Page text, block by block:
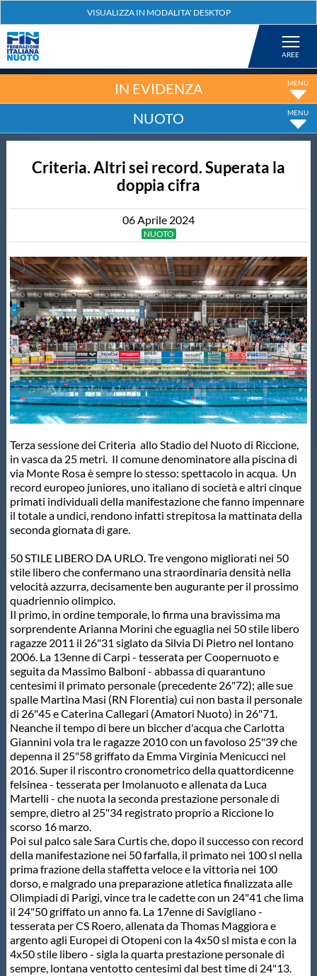
Nuoto
Tuffi
Fondo
Salvamento
Master
Formazione
Scuole Nuoto
Propaganda
Centri Federali
Area Legislativa
Protezione Civile
Qualità
Sostenibilità
Privacy
Cookie Policy
Archivio News
Flash News
Galleria fotografica
IN EVIDENZA
NUOTO
Criteria. Altri sei record. Superata la
doppia cifra
06Aprile 2024
NUOTO
Terza sessione dei Criteria allo Stadio del Nuoto di Riccione,
in vasca da 25 metri. Il comune denominatore alla piscina di
via Monte Rosa è sempre lo stesso: spettacolo in acqua. Un
record europeo juniores, uno italiano di società e altri cinque
primati individuali della manifestazione che fanno impennare
il totale a undici, rendono infatti strepitosa la mattinata della
seconda giornata di gare.
50 STILE LIBERO DA URLO. Tre vengono migliorati nei 50
stile libero che confermano una straordinaria densità nella
velocità azzurra, decisamente ben augurante per il prossimo
quadriennio olimpico.
Il primo, in ordine temporale, lo firma una bravissima ma
sorprendente Arianna Morini che eguaglia nei 50 stile libero
ragazze 2011 il 26"31 siglato da Silvia Di Pietro nel lontano
2006. La 13enne di Carpi - tesserata per Coopernuoto e
seguita da Massimo Balboni - abbassa di quarantuno
centesimi il primato personale (precedente 26"72); alle sue
spalle Martina Masi (RN Florentia) cui non basta il personale
di 26"45 e Caterina Callegari (Amatori Nuoto) in 26"71.
Neanche il tempo di bere un biccher d'acqua che Carlotta
Giannini vola tra le ragazze 2010 con un favoloso 25"39 che
depenna il 25"58 griffato da Emma Virginia Menicucci nel
2016. Super il riscontro cronometrico della quattordicenne
felsinea - tesserata per Imolanuoto e allenata da Luca
Martelli - che nuota la seconda prestazione personale di
sempre, dietro al 25"34 registrato proprio a Riccione lo
scorso 16 marzo.
Poi sul palco sale Sara Curtis che, dopo il successo con record
della manifestazione nei 50 farfalla, il primato nei 100 sl nella
prima frazione della staffetta veloce e la vittoria nei 100
dorso, e malgrado una preparazione atletica finalizzata alle
Olimpiadi di Parigi, vince tra le cadette con un 24"41 che lima
il 24"50 griffato un anno fa. La 17enne di Savigliano -
tesserata per CS Roero, allenata da Thomas Maggiora e
argento agli Europei di Otopeni con la 4x50 sl mista e con la
4x50 stile libero - sigla la quarta prestazione personale di
sempre, lontana ventotto centesimi dal best time di 24"13.